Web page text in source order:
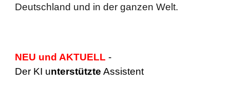
Deutschland und in der ganzen Welt.
NEU und AKTUELL -
Der KI unterstützte Assistent